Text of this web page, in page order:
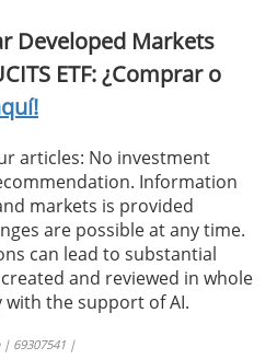
Developed Markets
ETF: ¿Comprar o
articles: No investment
Information
markets is provided
are possible at any time.
can lead to substantial
and reviewed in whole
the support of AI.
| 69307541 |